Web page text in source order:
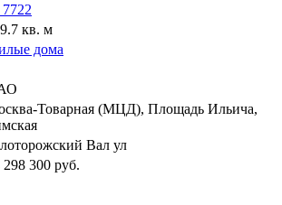
кв. м
дома
Товарная (МЦД), Площадь Ильича,
Вал ул
298 300 руб.